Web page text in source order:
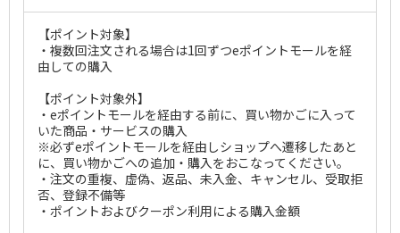
【ポイント対象】
・複数回注文される場合は1回ずつeポイントモールを経
由しての購入
【ポイント対象外】
・eポイントモールを経由する前に、買い物かごに入って
いた商品・サービスの購入
※必ずeポイントモールを経由しショップへ遷移したあと
に、買い物かごへの追加・購入をおこなってください。
・注文の重複、虚偽、返品、未入金、キャンセル、受取拒
否、登録不備等
・ポイントおよびクーポン利用による購入金額